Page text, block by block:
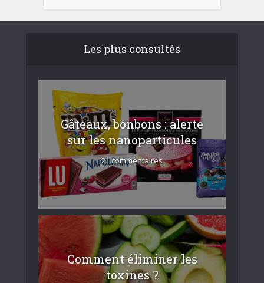
Les plus consultés
Gâteaux, bonbons : alerte
sur les nanoparticules
21 commentaires
Comment éliminer les
toxines ?